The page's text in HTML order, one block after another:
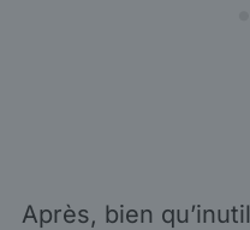
Après, bien